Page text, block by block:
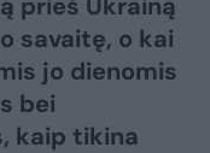
savaitę, o kai
jo dienomis
bei
kaip tikina